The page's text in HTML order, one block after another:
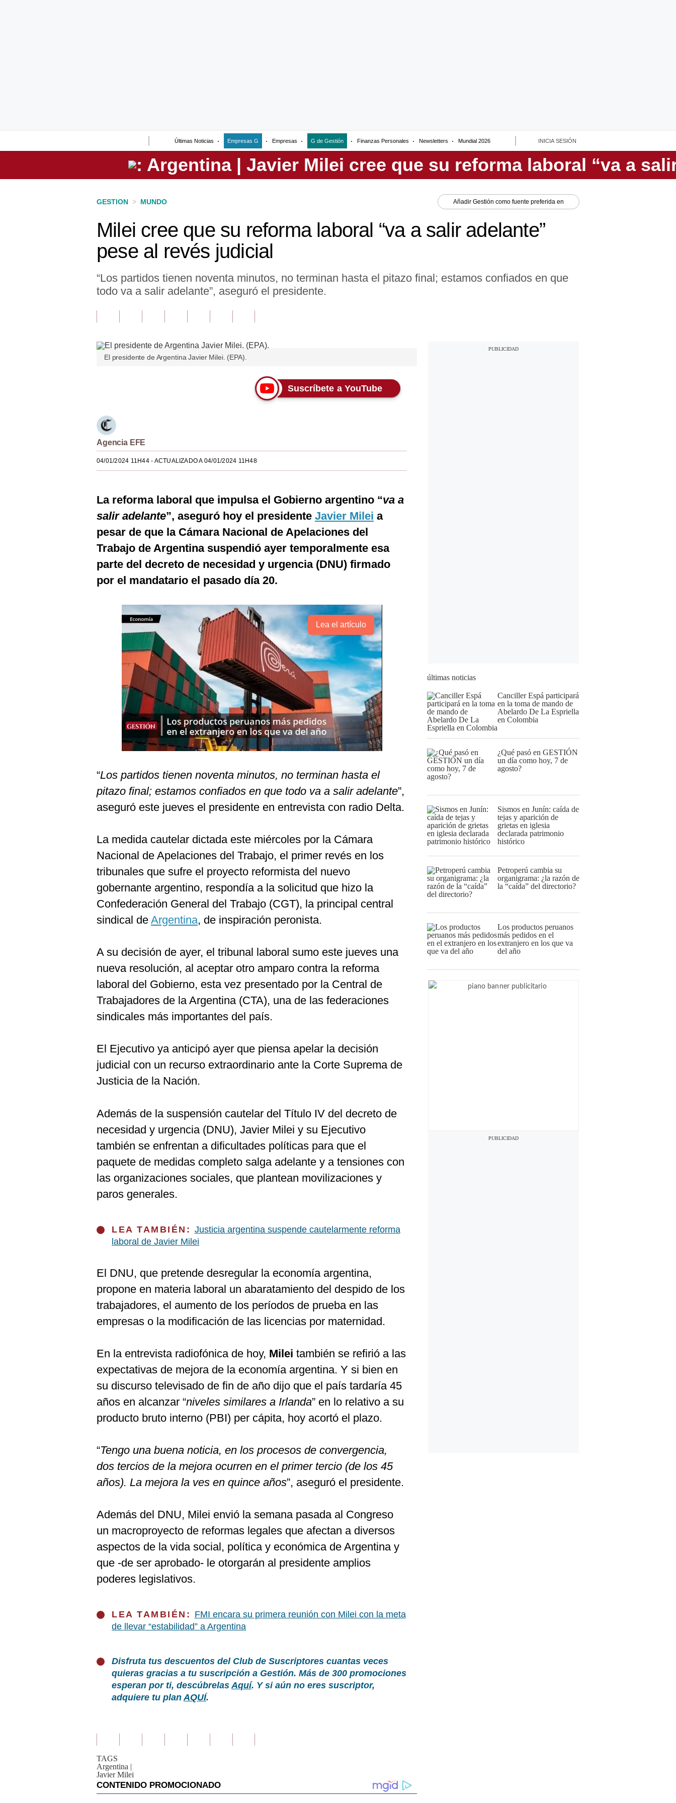
Últimas Noticias Empresas G Empresas G de Gestión Finanzas Personales Newsletters Mundial 2026 INICIA SESIÓN
Perú
GESTION > MUNDO Añadir Gestión como fuente preferida en
Milei cree que su reforma laboral “va a salir adelante”
pese al revés judicial
“Los partidos tienen noventa minutos, no terminan hasta el pitazo final; estamos confiados en que
todo va a salir adelante”, aseguró el presidente.
El presidente de Argentina Javier Milei. (EPA).
Suscríbete a YouTube
Agencia EFE
04/01/2024 11H44- ACTUALIZADO A 04/01/2024 11H48
La reforma laboral que impulsa el Gobierno argentino “va a
salir adelante”, aseguró hoy el presidente Javier Milei a
pesar de que la Cámara Nacional de Apelaciones del
Trabajo de Argentina suspendió ayer temporalmente esa
parte del decreto de necesidad y urgencia (DNU) firmado
por el mandatario el pasado día 20.
Lea el artículo
“Los partidos tienen noventa minutos, no terminan hasta el
pitazo final; estamos confiados en que todo va a salir adelante”,
aseguró este jueves el presidente en entrevista con radio Delta.
La medida cautelar dictada este miércoles por la Cámara
Nacional de Apelaciones del Trabajo, el primer revés en los
tribunales que sufre el proyecto reformista del nuevo
gobernante argentino, respondía a la solicitud que hizo la
Confederación General del Trabajo (CGT), la principal central
sindical de Argentina, de inspiración peronista.
A su decisión de ayer, el tribunal laboral sumo este jueves una
nueva resolución, al aceptar otro amparo contra la reforma
laboral del Gobierno, esta vez presentado por la Central de
Trabajadores de la Argentina (CTA), una de las federaciones
sindicales más importantes del país.
El Ejecutivo ya anticipó ayer que piensa apelar la decisión
judicial con un recurso extraordinario ante la Corte Suprema de
Justicia de la Nación.
Además de la suspensión cautelar del Título IV del decreto de
necesidad y urgencia (DNU), Javier Milei y su Ejecutivo
también se enfrentan a dificultades políticas para que el
paquete de medidas completo salga adelante y a tensiones con
las organizaciones sociales, que plantean movilizaciones y
paros generales.
LEA TAMBIÉN: Justicia argentina suspende cautelarmente reforma
laboral de Javier Milei
El DNU, que pretende desregular la economía argentina,
propone en materia laboral un abaratamiento del despido de los
trabajadores, el aumento de los períodos de prueba en las
empresas o la modificación de las licencias por maternidad.
En la entrevista radiofónica de hoy, Milei también se refirió a las
expectativas de mejora de la economía argentina. Y si bien en
su discurso televisado de fin de año dijo que el país tardaría 45
años en alcanzar “niveles similares a Irlanda” en lo relativo a su
producto bruto interno (PBI) per cápita, hoy acortó el plazo.
“Tengo una buena noticia, en los procesos de convergencia,
dos tercios de la mejora ocurren en el primer tercio (de los 45
años). La mejora la ves en quince años”, aseguró el presidente.
Además del DNU, Milei envió la semana pasada al Congreso
un macroproyecto de reformas legales que afectan a diversos
aspectos de la vida social, política y económica de Argentina y
que -de ser aprobado- le otorgarán al presidente amplios
poderes legislativos.
LEA TAMBIÉN: FMI encara su primera reunión con Milei con la meta
de llevar “estabilidad” a Argentina
Disfruta tus descuentos del Club de Suscriptores cuantas veces
quieras gracias a tu suscripción a Gestión. Más de 300 promociones
esperan por ti, descúbrelasAquí. Y si aún no eres suscriptor,
adquiere tu planAQUÍ.
TAGS
Argentina |
Javier Milei
últimas noticias
Canciller Espá participará
en la toma de mando de
Abelardo De La Espriella
en Colombia
¿Qué pasó en GESTIÓN
un día como hoy, 7 de
agosto?
Sismos en Junín: caída de
tejas y aparición de
grietas en iglesia
declarada patrimonio
histórico
Petroperú cambia su
organigrama: ¿la razón de
la “caída” del directorio?
Los productos peruanos
más pedidos en el
extranjero en los que va
del año